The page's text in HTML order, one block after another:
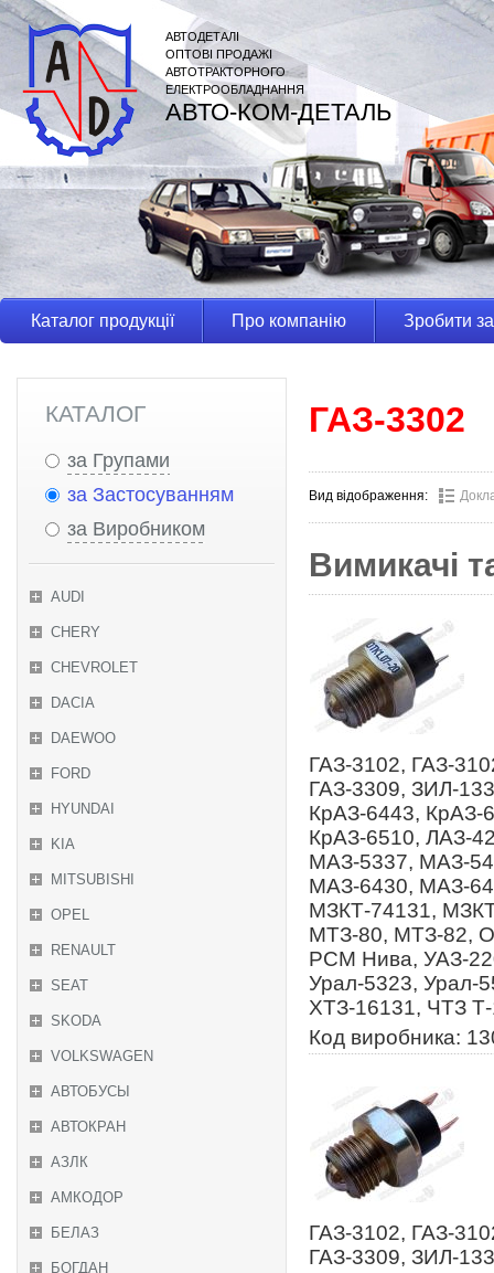
АВТОДЕТАЛІ
ОПТОВІ ПРОДАЖІ
АВТОТРАКТОРНОГО
ЕЛЕКТРООБЛАДНАННЯ
АВТО-КОМ-ДЕТАЛЬ
Каталог продукції Про компанію Зробити
КАТАЛОГ
за Групами
за Застосуванням
за Виробником
AUDI
CHERY
CHEVROLET
DACIA
DAEWOO
FORD
HYUNDAI
KIA
MITSUBISHI
OPEL
RENAULT
SEAT
SKODA
VOLKSWAGEN
АВТОБУСЫ
АВТОКРАН
АЗЛК
АМКОДОР
БЕЛАЗ
БОГДАН
ГАЗ-3302
Вид відображення:
Вимикачі
ГАЗ-3102, ГАЗ-
ГАЗ-3309, ЗИЛ-
КрАЗ-6443, КрАЗ-
КрАЗ-6510, ЛАЗ-
МАЗ-5337, МАЗ-
МАЗ-6430, МАЗ-
МЗКТ-74131,
МТЗ-80, МТЗ-82,
РСМ Нива, УАЗ-
Урал-5323, Урал-
ХТЗ-16131, ЧТЗ
Код виробника:
ГАЗ-3102, ГАЗ-
ГАЗ-3309, ЗИЛ-